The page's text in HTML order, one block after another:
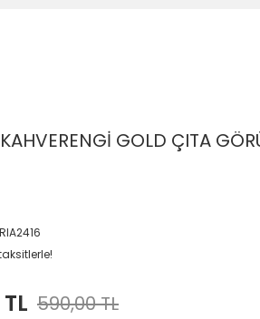
GOLD ÇITA
RIA2416
590,00 TL